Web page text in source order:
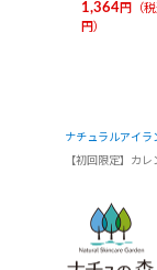
1,364円（
円）
ナチュラルアイラ
【初回限定】カ